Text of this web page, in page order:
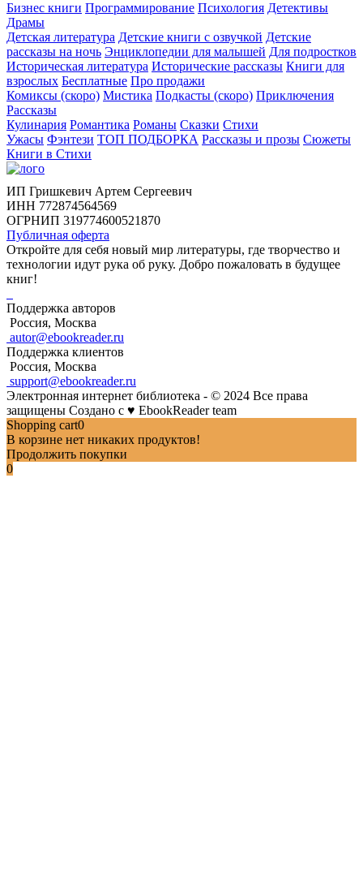
Бизнес книги Программирование Психология Детективы
Драмы
Детская литература Детские книги с озвучкой Детские
рассказы на ночь Энциклопедии для малышей Для подростков
Историческая литература Исторические рассказы Книги для
взрослых Бесплатные Про продажи
Комиксы (скоро) Мистика Подкасты (скоро) Приключения
Рассказы
Кулинария Романтика Романы Сказки Стихи
Ужасы Фэнтези ТОП ПОДБОРКА Рассказы и прозы Сюжеты
Книги в Стихи
ИП Гришкевич Артем Сергеевич
ИНН 772874564569
ОГРНИП 319774600521870
Публичная оферта
Откройте для себя новый мир литературы, где творчество и
технологии идут рука об руку. Добро пожаловать в будущее
книг!
Поддержка авторов
Россия, Москва
autor@ebookreader.ru
Поддержка клиентов
Россия, Москва
support@ebookreader.ru
Электронная интернет библиотека - © 2024 Все права
защищены Создано с ♥ EbookReader team
Shopping cart0
В корзине нет никаких продуктов!
Продолжить покупки
0